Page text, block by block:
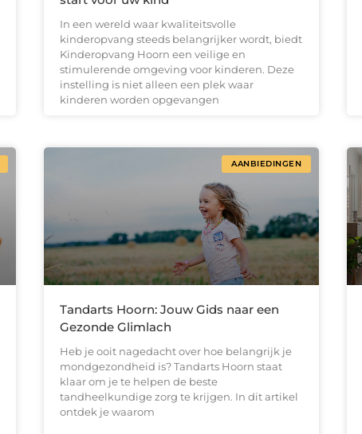
In een wereld waar kwaliteitsvolle
kinderopvang steeds belangrijker wordt, biedt
Kinderopvang Hoorn een veilige en
stimulerende omgeving voor kinderen. Deze
instelling is niet alleen een plek waar
kinderen worden opgevangen
AANBIEDINGEN
Tandarts Hoorn: Jouw Gids naar een
Gezonde Glimlach
Heb je ooit nagedacht over hoe belangrijk je
mondgezondheid is? Tandarts Hoorn staat
klaar om je te helpen de beste
tandheelkundige zorg te krijgen. In dit artikel
ontdek je waarom